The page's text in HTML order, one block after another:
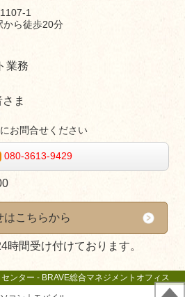
1
から徒歩20分
業務
ま
お問合せください
080-3613-9429
はこちらから
時間受け付けております。
ンター - BRAVE総合マネジメントオフィス